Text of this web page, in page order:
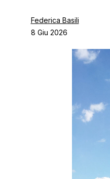
Federica Basili
8 Giu 2026